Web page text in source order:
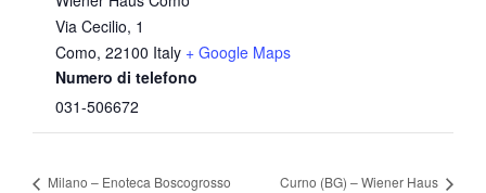
Via Cecilio, 1
Como, 22100 Italy + Google Maps
Numero di telefono
031-506672
Milano – Enoteca Boscogrosso Curno (BG) – Wiener Haus